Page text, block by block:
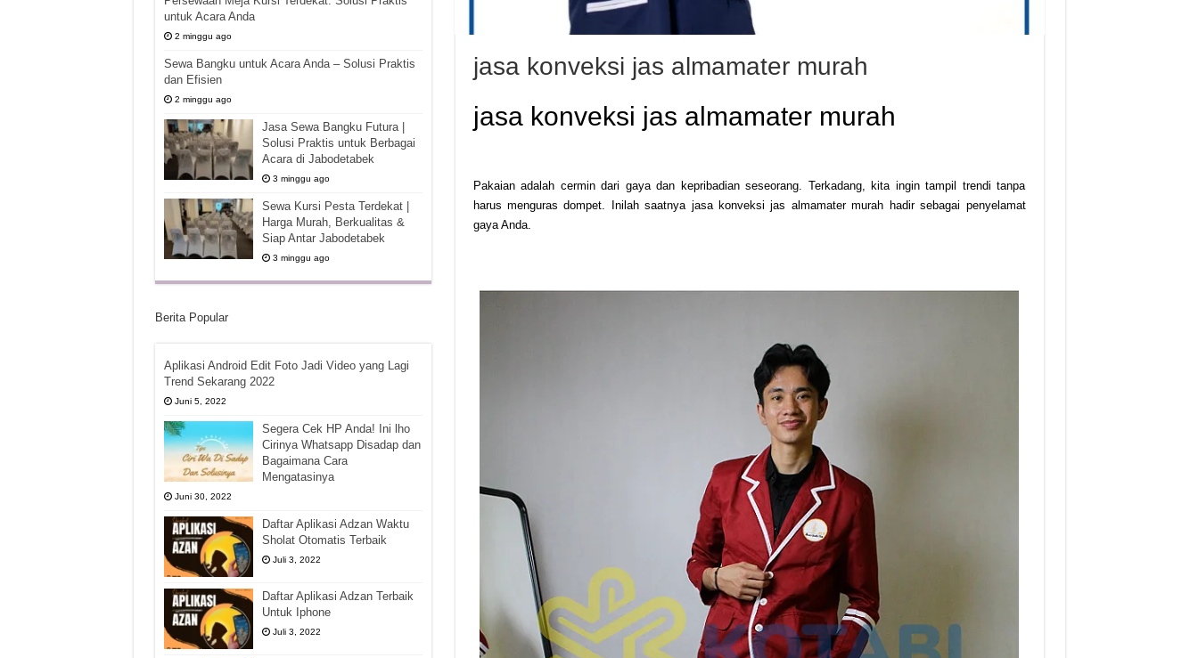
jasa konveksi jas almamater murah
jasa konveksi jas almamater murah
Pakaian adalah cermin dari gaya dan kepribadian seseorang. Terkadang, kita ingin tampil trendi tanpa
harus menguras dompet. Inilah saatnya jasa konveksi jas almamater murah hadir sebagai penyelamat
gaya Anda.
untuk Acara Anda
2 minggu ago
Sewa Bangku untuk Acara Anda – Solusi Praktis
dan Efisien
2 minggu ago
Jasa Sewa Bangku Futura |
Solusi Praktis untuk Berbagai
Acara di Jabodetabek
3 minggu ago
Sewa Kursi Pesta Terdekat |
Harga Murah, Berkualitas &
Siap Antar Jabodetabek
3 minggu ago
Berita Popular
Aplikasi Android Edit Foto Jadi Video yang Lagi
Trend Sekarang 2022
Juni 5, 2022
Segera Cek HP Anda! Ini lho
Cirinya Whatsapp Disadap dan
Bagaimana Cara
Mengatasinya
Juni 30, 2022
Daftar Aplikasi Adzan Waktu
Sholat Otomatis Terbaik
Juli 3, 2022
Daftar Aplikasi Adzan Terbaik
Untuk Iphone
Juli 3, 2022